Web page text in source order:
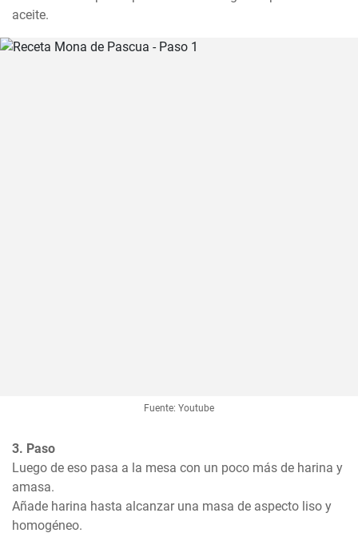
aceite.
Fuente: Youtube
3. Paso
Luego de eso pasa a la mesa con un poco más de harina y
amasa.
Añade harina hasta alcanzar una masa de aspecto liso y
homogéneo.